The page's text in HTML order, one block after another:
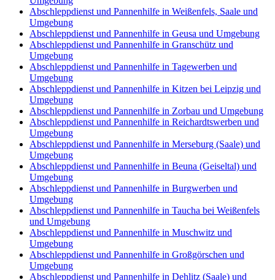
Abschleppdienst und Pannenhilfe in Weißenfels, Saale und
Umgebung
Abschleppdienst und Pannenhilfe in Geusa und Umgebung
Abschleppdienst und Pannenhilfe in Granschütz und
Umgebung
Abschleppdienst und Pannenhilfe in Tagewerben und
Umgebung
Abschleppdienst und Pannenhilfe in Kitzen bei Leipzig und
Umgebung
Abschleppdienst und Pannenhilfe in Zorbau und Umgebung
Abschleppdienst und Pannenhilfe in Reichardtswerben und
Umgebung
Abschleppdienst und Pannenhilfe in Merseburg (Saale) und
Umgebung
Abschleppdienst und Pannenhilfe in Beuna (Geiseltal) und
Umgebung
Abschleppdienst und Pannenhilfe in Burgwerben und
Umgebung
Abschleppdienst und Pannenhilfe in Taucha bei Weißenfels
und Umgebung
Abschleppdienst und Pannenhilfe in Muschwitz und
Umgebung
Abschleppdienst und Pannenhilfe in Großgörschen und
Umgebung
Abschleppdienst und Pannenhilfe in Dehlitz (Saale) und